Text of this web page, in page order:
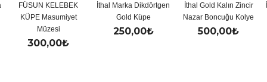
KELEBEK
İthal Marka Dikdörtgen
Gold Küpe
İthal Gold Kalın Zincir
Nazar Boncuğu Kolye
İthal Gold
Y